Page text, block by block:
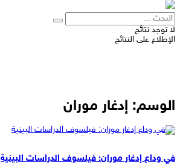
لا توجد نتائج
الإطلاع على النتائج
الوسم: إدغار موران
في وداع إدغار موران: فيلسوف الدراسات البينية